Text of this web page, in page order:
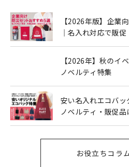
【2026年版】企業
｜名入れ対応で販
【2026年】秋のイ
ノベルティ特集
安い名入れエコバ
ノベルティ・販促
お役立ちコラ